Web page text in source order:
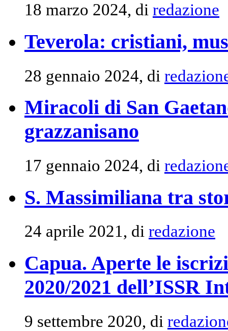
18 marzo 2024, di redazione
Teverola: cristiani,
28 gennaio 2024, di
Miracoli di San
grazzanisano
17 gennaio 2024, di
S. Massimiliana tra
24 aprile 2021, di redazione
Capua. Aperte le
2020/2021 dell’ISSR
9 settembre 2020, di